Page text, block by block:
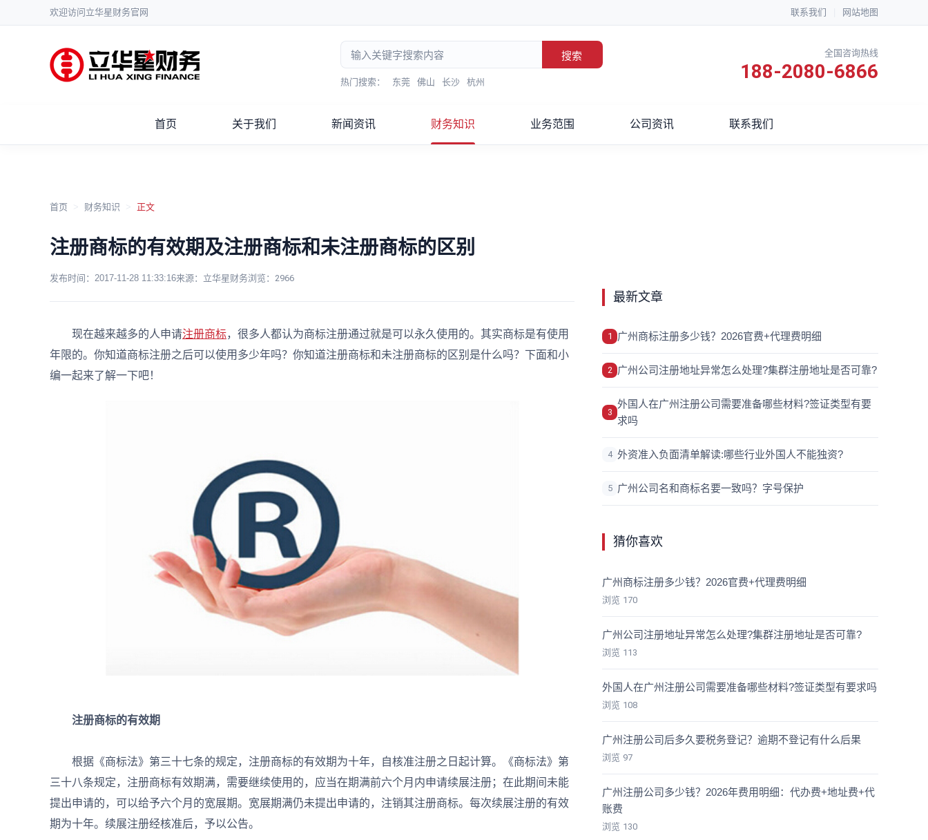
欢迎访问立华星财务官网 联系我们 网站地图
搜索
热门搜索： 东莞 佛山 长沙 杭州
全国咨询热线
188-2080-6866
首页 关于我们 新闻资讯 财务知识 业务范围 公司资讯 联系我们
首页 财务知识 正文
注册商标的有效期及注册商标和未注册商标的区别
发布时间： 2017-11-28 11:33:16来源：立华星财务浏览： 2966
现在越来越多的人申请注册商标，很多人都认为商标注册通过就是可以永久使用的。其实商标是有使用
年限的。你知道商标注册之后可以使用多少年吗？你知道注册商标和未注册商标的区别是什么吗？下面和小
编一起来了解一下吧！
注册商标的有效期
根据《商标法》第三十七条的规定，注册商标的有效期为十年，自核准注册之日起计算。《商标法》第
三十八条规定，注册商标有效期满，需要继续使用的，应当在期满前六个月内申请续展注册；在此期间未能
提出申请的，可以给予六个月的宽展期。宽展期满仍未提出申请的，注销其注册商标。每次续展注册的有效
期为十年。续展注册经核准后，予以公告。
最新文章
1 广州商标注册多少钱？2026官费+代理费明细
2 广州公司注册地址异常怎么处理?集群注册地址是否可靠?
3
外国人在广州注册公司需要准备哪些材料?签证类型有要
求吗
4 外资准入负面清单解读:哪些行业外国人不能独资?
5 广州公司名和商标名要一致吗？字号保护
猜你喜欢
广州商标注册多少钱？2026官费+代理费明细
浏览 170
广州公司注册地址异常怎么处理?集群注册地址是否可靠?
浏览 113
外国人在广州注册公司需要准备哪些材料?签证类型有要求吗
浏览 108
广州注册公司后多久要税务登记？逾期不登记有什么后果
浏览 97
广州注册公司多少钱？2026年费用明细：代办费+地址费+代
账费
浏览 130